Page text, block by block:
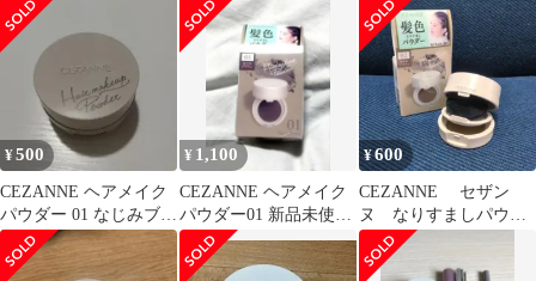
¥500
CEZANNE ヘアメイク
パウダー 01 なじみブラ
ウン
¥ 1,100
CEZANNE ヘアメイク
パウダー01 新品未使用
未開封
¥600
CEZANNE セザン
ヌ なりすましパウダ
ー 明るめブラウン